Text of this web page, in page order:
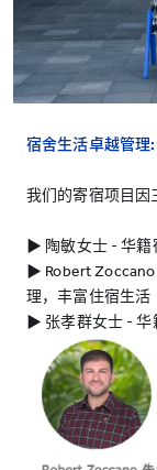
宿舍生活卓越管理:
我们的寄宿项目因
▶︎ 陶敏女士 - 华籍
▶︎ Robert
理，丰富住宿生活
▶︎ 张孝群女士 - 华